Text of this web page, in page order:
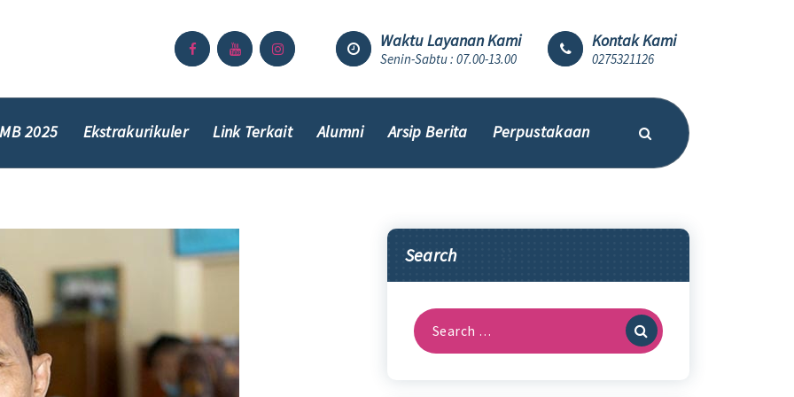
Waktu Layanan Kami
Senin-Sabtu : 07.00-13.00
Kontak Kami
0275321126
2025 Ekstrakurikuler Link Terkait Alumni Arsip Berita Perpustakaan
Search
Search
for: